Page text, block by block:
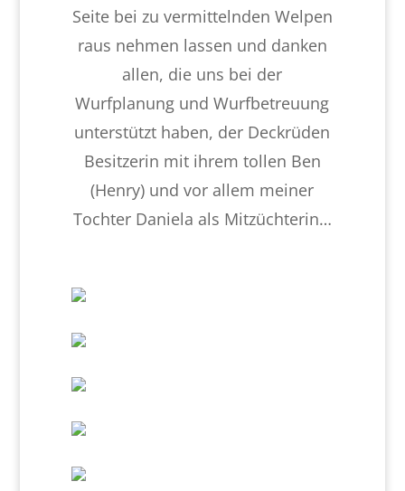
Seite bei zu vermittelnden Welpen
raus nehmen lassen und danken
allen, die uns bei der
Wurfplanung und Wurfbetreuung
unterstützt haben, der Deckrüden
Besitzerin mit ihrem tollen Ben
(Henry) und vor allem meiner
Tochter Daniela als Mitzüchterin…